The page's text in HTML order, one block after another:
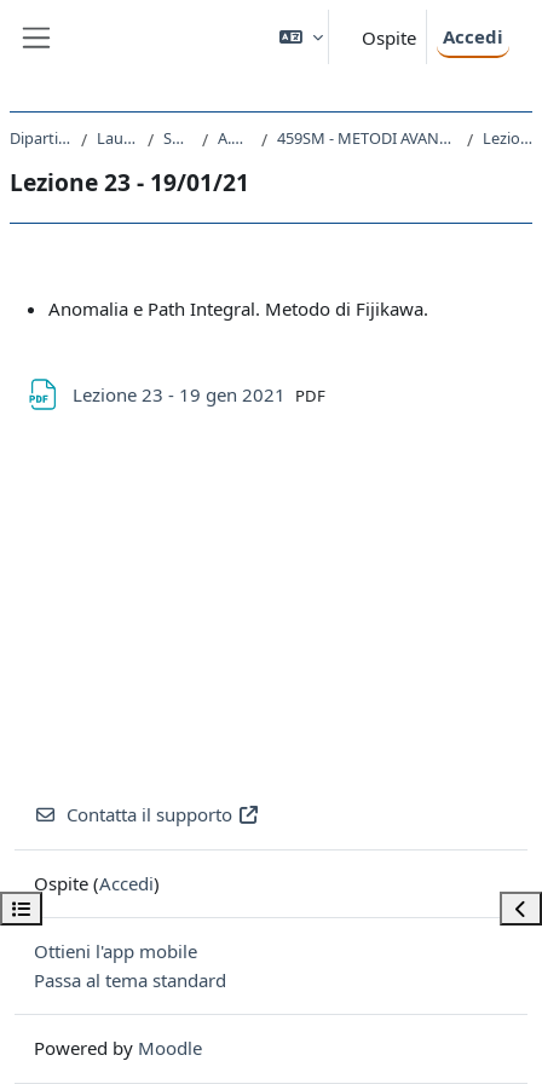
Ospite Accedi
Apri indice del corso
Dipartimento di Fisica Laurea Magistrale SM23 - FISICA A.A. 2020 - 2021 459SM - METODI AVANZATI DI TEORIA QUANTISTICA DEI CAMPI 2020 Lezione 23 - 19/01/21
Lezione 23 - 19/01/21
Anomalia e Path Integral. Metodo di Fijikawa.
Lezione 23 - 19 gen 2021 File
PDF
Contatta il supporto
Ospite (Accedi)
Ottieni l'app mobile
Passa al tema standard
Powered by Moodle